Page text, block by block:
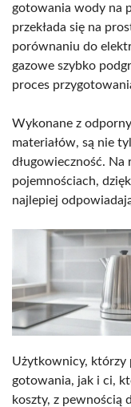
gotowania wody na
przekłada się na
porównaniu do
gazowe szybko
proces
Wykonane z
materiałów, są nie
długowieczność. Na
pojemnościach,
najlepiej
Użytkownicy, którzy
gotowania, jak i ci,
koszty, z pewnością